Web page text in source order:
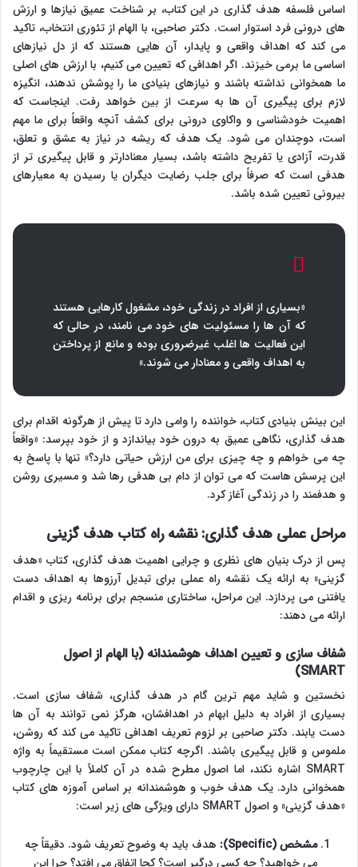
اساس فلسفه هدف گذاری در این کتاب، بر شناخت عمیق نیازها و ارزش
های درونی فرد استوار است. دکتر صاحبی، با الهام از تئوری انتخاب، تاکید
می کند که اهداف واقعی و پایدار، آن هایی هستند که از دل نیازهای
اساسی ما برمی خیزند. اگر اهدافی که تعیین می کنیم، با ارزش های اصلی
ما همخوانی نداشته باشند و نیازهای بنیادی ما را پوشش ندهند، انگیزه
لازم برای پیگیری آن ها به سرعت از بین خواهد رفت. اینجاست که
اهمیت خودشناسی و واکاوی درونی برای کشف آنچه واقعاً برای ما مهم
است، دوچندان می شود. یک هدف که ریشه در نیاز به عشق و تعلق،
قدرت، آزادی یا تفریح داشته باشد، بسیار معنادارتر و قابل پیگیری تر از
هدفی است که صرفاً برای جلب رضایت دیگران یا رسیدن به معیارهای
بیرونی تعیین شده باشد.
«بسیاری از افراد در زندگی خود، مشغول کارهایی هستند
که آن ها را مسئولیت های خود می نامند، در حالی که
این فعالیت ها اغلب غیرضروری بوده و مانع از پرداختن
به اهداف واقعی و معنادار می شوند.»
این بینش بنیادی کتاب، خواننده را وامی دارد تا پیش از هرگونه اقدام برای
هدف گذاری، نگاهی عمیق به درون خود بیاندازد و از خود بپرسد: «واقعاً
چه می خواهم و چه چیزی برای من ارزش حیاتی دارد؟» تنها با پاسخ به
این پرسش هاست که می توان از دام بی هدفی رها شد و مسیری روشن
و هدفمند را در زندگی آغاز کرد.
مراحل عملی هدف گذاری: نقشه راه کتاب هدف گزینی
پس از درک بنیان های نظری و چرایی اهمیت هدف گذاری، کتاب «هدف
گزینی» به ارائه یک نقشه راه عملی برای تبدیل آرزوها به اهداف دست
یافتنی می پردازد. این مراحل، ساختاری منسجم برای برنامه ریزی و اقدام
ارائه می دهند:
شفاف سازی و تعیین اهداف هوشمندانه (با الهام از اصول
SMART)
نخستین و شاید مهم ترین گام در هدف گذاری، شفاف سازی است.
بسیاری از افراد به دلیل ابهام در اهدافشان، هرگز نمی توانند به آن ها
دست یابند. دکتر صاحبی بر لزوم تعریف اهدافی تاکید می کند که روشن،
ملموس و قابل پیگیری باشند. اگرچه کتاب ممکن است مستقیماً به واژه
SMART اشاره نکند، اما اصول مطرح شده در آن کاملاً با این چارچوب
همخوانی دارد. یک هدف خوب و هوشمندانه بر اساس آموزه های کتاب
«هدف گزینی» و اصول SMART دارای ویژگی های زیر است:
مشخص (Specific):
هدف باید به وضوح تعریف شود. دقیقاً چه
می خواهید؟ چه کسی درگیر است؟ کجا اتفاق می افتد؟ چرا این